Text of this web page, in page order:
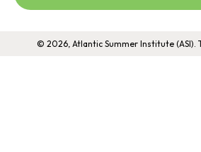
© 2026, Atlantic Summer Institute (ASI).